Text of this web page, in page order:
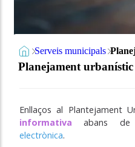
Serveis municipals
Planejament urbanístic
Enllaços al Plantejament
informativa abans de
electrònica.